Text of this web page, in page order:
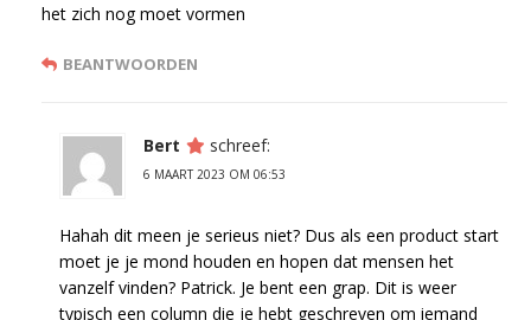
het zich nog moet vormen
BEANTWOORDEN
Bert schreef:
6 MAART 2023 OM 06:53
Hahah dit meen je serieus niet? Dus als een product start
moet je je mond houden en hopen dat mensen het
vanzelf vinden? Patrick. Je bent een grap. Dit is weer
typisch een column die je hebt geschreven om iemand